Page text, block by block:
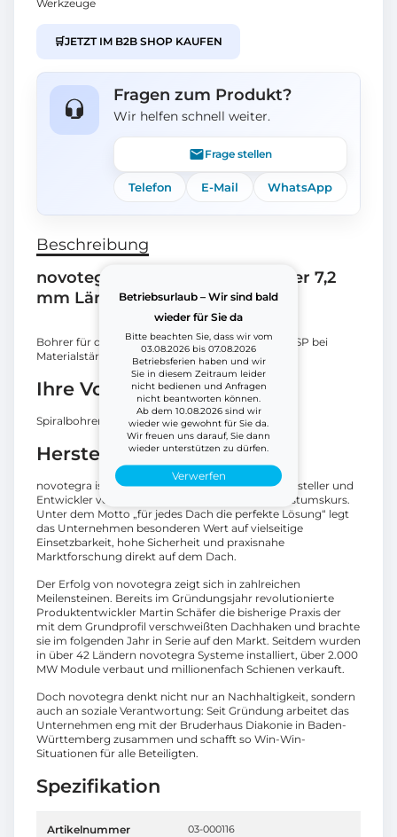
Betriebsurlaub – Wir sind bald
wieder für Sie da
Bitte beachten Sie, dass wir vom
03.08.2026 bis 07.08.2026
Betriebsferien haben und wir
Sie in diesem Zeitraum leider
nicht bedienen und Anfragen
nicht beantworten können.
Ab dem 10.08.2026 sind wir
wieder wie gewohnt für Sie da.
Wir freuen uns darauf, Sie dann
wieder unterstützen zu dürfen.
Verwerfen
Werkzeuge
🛒JETZT IM B2B SHOP KAUFEN
Fragen zum Produkt?
Wir helfen schnell weiter.
Frage stellen
Telefon E-Mail WhatsApp
Beschreibung
novotegra 03-000116 Spiralbohrer 7,2
mm Länge 230 mm
Bohrer für die Montage des Stockschrauben-Set SP bei
Materialstärken 8,0 bis < 10,0 mm.
Ihre Vorteile
Spiralbohrer 7,2 mm Länge 230 mm.
Herstellerinformationen
novotegra ist ein 2005 gegründeter Tübinger Hersteller und
Entwickler von PV-Montagesystemen auf Wachstumskurs.
Unter dem Motto „für jedes Dach die perfekte Lösung“ legt
das Unternehmen besonderen Wert auf vielseitige
Einsetzbarkeit, hohe Sicherheit und praxisnahe
Marktforschung direkt auf dem Dach.
Der Erfolg von novotegra zeigt sich in zahlreichen
Meilensteinen. Bereits im Gründungsjahr revolutionierte
Produktentwickler Martin Schäfer die bisherige Praxis der
mit dem Grundprofil verschweißten Dachhaken und brachte
sie im folgenden Jahr in Serie auf den Markt. Seitdem wurden
in über 42 Ländern novotegra Systeme installiert, über 2.000
MW Module verbaut und millionenfach Schienen verkauft.
Doch novotegra denkt nicht nur an Nachhaltigkeit, sondern
auch an soziale Verantwortung: Seit Gründung arbeitet das
Unternehmen eng mit der Bruderhaus Diakonie in Baden-
Württemberg zusammen und schafft so Win-Win-
Situationen für alle Beteiligten.
Spezifikation
Artikelnummer 03-000116